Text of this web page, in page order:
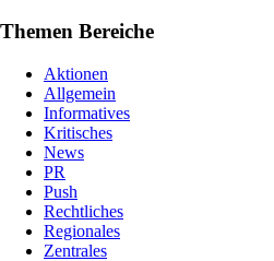
Themen Bereiche
Aktionen
Allgemein
Informatives
Kritisches
News
PR
Push
Rechtliches
Regionales
Zentrales